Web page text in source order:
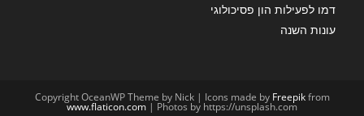
דמו לפעילות הון פסיכולוגי
עונות השנה
Copyright OceanWP Theme by Nick | Icons made by Freepikfrom
www.flaticon.com | Photos by https://unsplash.com